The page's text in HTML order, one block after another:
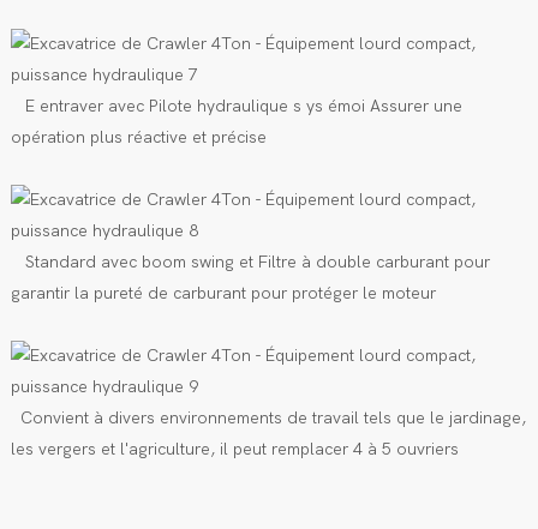
Eentraver avec Pilote hydraulique s ys émoi Assurer une
opération plus réactive et précise
Standard avec boom swing et Filtre à double carburant pour
garantir la pureté de carburant pour protéger le moteur
Convient à divers environnements de travail tels que le jardinage,
les vergers et l'agriculture, il peut remplacer 4 à 5 ouvriers